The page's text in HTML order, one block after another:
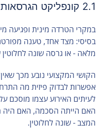
2.1 קונפליקט הגרסאות - הלב של כל תיק
במקרי הטרדה מינית ופגיעה
בסיסי: מצד אחד, טענה
מלאה - או גרסה שונה לחלוטין
הקושי המקצועי נובע מכך
אפשרות לבדוק פיזית מה
לעיתים האירוע עצמו מוסכם
האם הייתה הסכמה, האם היה
המצב - שונה לחלוטין.